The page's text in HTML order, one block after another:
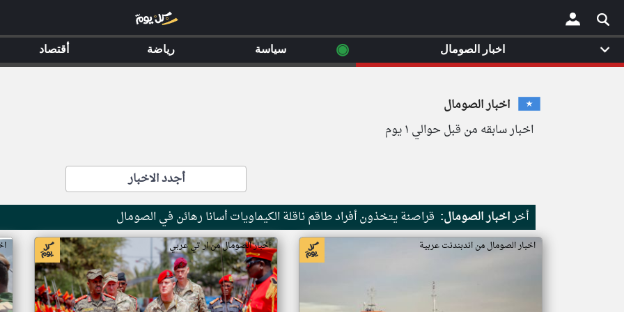
×
اخبار الصومال
اخبار سابقه من قبل حوالي ١ يوم
أجدد الاخبار
أخراخبار الصومال: قراصنة يتخذون أفراد طاقم ناقلة الكيماويات أسانا رهائن في الصومال
اخبار الصومال من اندبندنت عربية اخبار الصومال من ار تي عربي
اخبار الصومال ◉ سياسة رياضة أقتصاد